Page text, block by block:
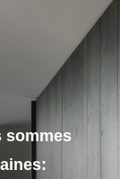
sommes